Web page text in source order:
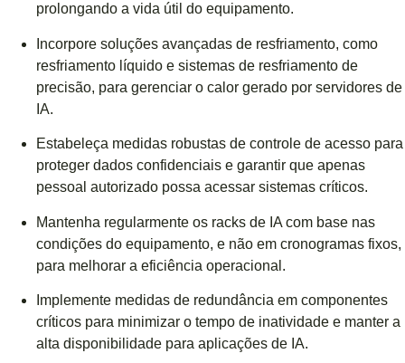
prolongando a vida útil do equipamento.
Incorpore soluções avançadas de resfriamento, como
resfriamento líquido e sistemas de resfriamento de
precisão, para gerenciar o calor gerado por servidores de
IA.
Estabeleça medidas robustas de controle de acesso para
proteger dados confidenciais e garantir que apenas
pessoal autorizado possa acessar sistemas críticos.
Mantenha regularmente os racks de IA com base nas
condições do equipamento, e não em cronogramas fixos,
para melhorar a eficiência operacional.
Implemente medidas de redundância em componentes
críticos para minimizar o tempo de inatividade e manter a
alta disponibilidade para aplicações de IA.